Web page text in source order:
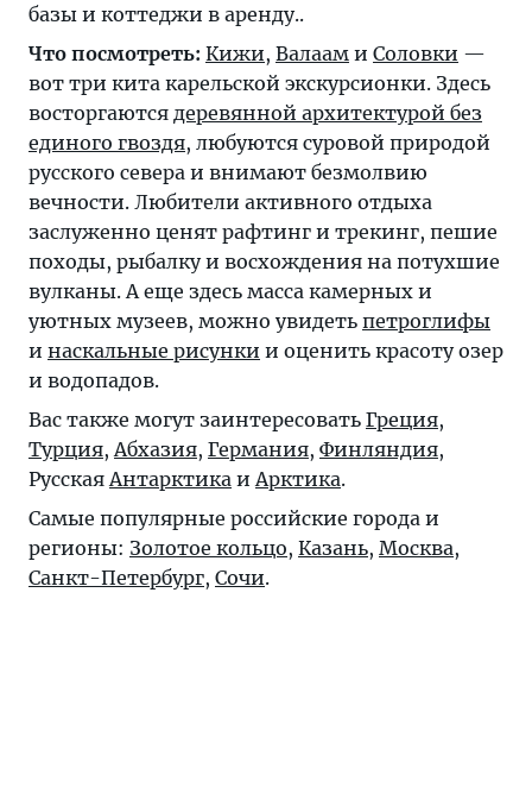
базы и коттеджи в аренду..
Что посмотреть: Кижи, Валаам и Соловки —
вот три кита карельской экскурсионки. Здесь
восторгаются деревянной архитектурой без
единого гвоздя, любуются суровой природой
русского севера и внимают безмолвию
вечности. Любители активного отдыха
заслуженно ценят рафтинг и трекинг, пешие
походы, рыбалку и восхождения на потухшие
вулканы. А еще здесь масса камерных и
уютных музеев, можно увидеть петроглифы
и наскальные рисунки и оценить красоту озер
и водопадов.
Вас также могут заинтересовать Греция,
Турция, Абхазия, Германия, Финляндия,
Русская Антарктика и Арктика.
Самые популярные российские города и
регионы: Золотое кольцо, Казань, Москва,
Санкт-Петербург, Сочи.